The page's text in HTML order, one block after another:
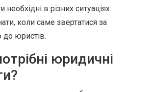
необхідні в різних ситуаціях.
коли саме звертатися за
юристів.
юридичні